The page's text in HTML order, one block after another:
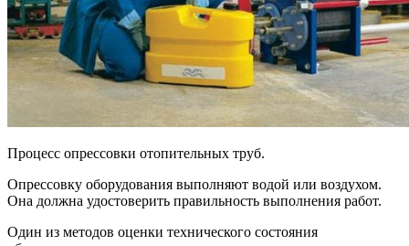
Процесс опрессовки отопительных труб.
Опрессовку оборудования выполняют водой или воздухом.
Она должна удостоверить правильность выполнения работ.
Один из методов оценки технического состояния